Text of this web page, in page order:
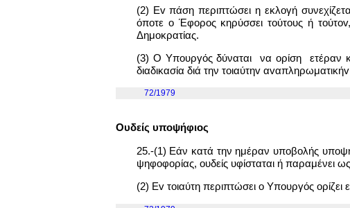
(2) Ev πάση περιπτώσει η εκλογή
όποτε o Έφορος κηρύσσει τoύτoυς ή
Δημοκρατίας.
(3) Ο Υπουργός δύναται να ορίση ετέραν
διαδικασία διά την τoιαύτηv
72/1979
Ουδείς υποψήφιος
25.-(1) Εάν κατά την ημέραν υπoβoλής
ψηφoφoρίας, ουδείς υφίσταται ή παραμένει
(2) Ev τοιαύτη περιπτώσει o Υπουργός